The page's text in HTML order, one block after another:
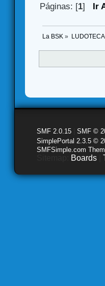
Páginas: [1] Ir
La BSK » LUDOTECA
SMF 2.0.15 SMF ©
SimplePortal 2.3.5 ©
SMFSimple.com
Boards